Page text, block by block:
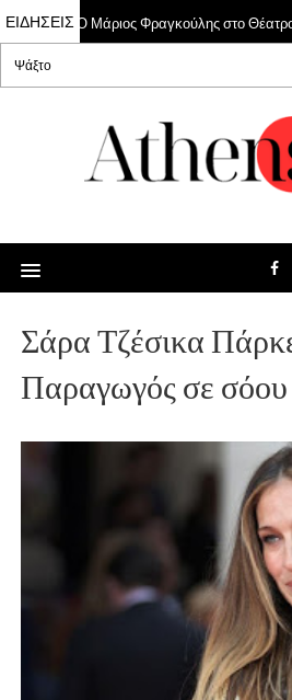
ΕΙΔΗΣΕΙΣ
22 Jul 2026 Ο Μάριος Φραγκούλης στο
Σάρα Τζέσικα
Παραγωγός σε σόου